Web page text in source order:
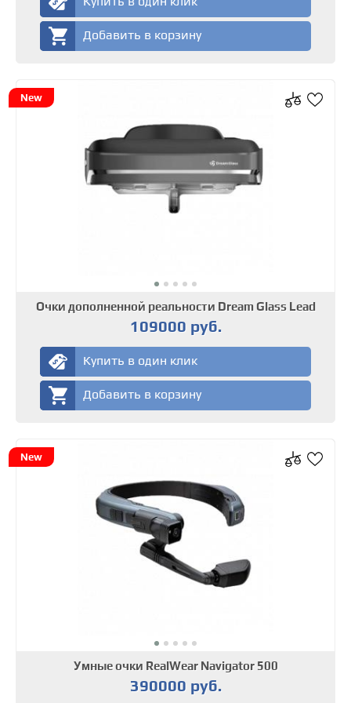
Добавить в корзину
New
Очки дополненной реальности Dream Glass Lead
109000 руб.
Купить в один клик
Добавить в корзину
New
Умные очки RealWear Navigator 500
390000 руб.